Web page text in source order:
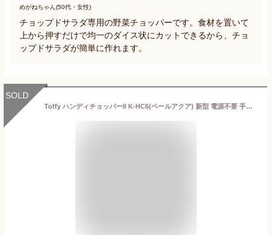
めがねちゃん(50代・女性)
チョップドサラダ専用の野菜チョッパーです。食材を置いて
上から押すだけで均一のダイス状にカットできるから、チョ
ップドサラダが簡単に作れます。
SOLD
Toffy ハンディチョッパーII K-HC6(ペールアクア) 新型 電源不要 手動 フードプロセッサー みじん切り チョッパー フードカッター ブレンダー おしゃれ かわいい カンタン K-HC6-PA トフィー トッフィー ラドンナ